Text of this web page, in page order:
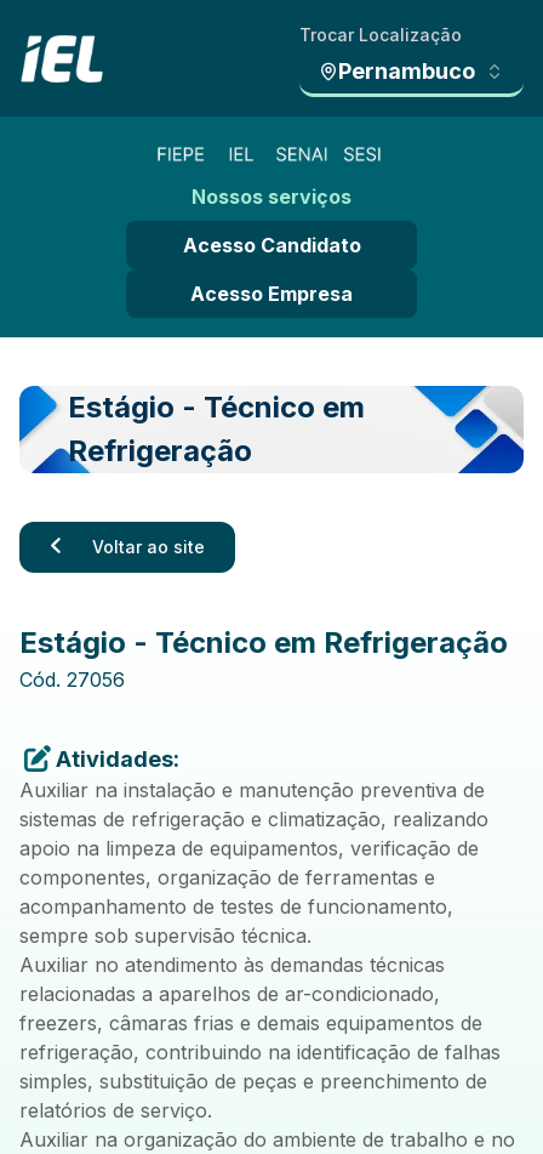
Trocar Localização
Pernambuco
Nossos serviços
Acesso Candidato
Acesso Empresa
Estágio - Técnico em
Refrigeração
Voltar ao site
Estágio - Técnico em Refrigeração
Cód. 27056
Atividades:
Auxiliar na instalação e manutenção preventiva de
sistemas de refrigeração e climatização, realizando
apoio na limpeza de equipamentos, verificação de
componentes, organização de ferramentas e
acompanhamento de testes de funcionamento,
sempre sob supervisão técnica.
Auxiliar no atendimento às demandas técnicas
relacionadas a aparelhos de ar-condicionado,
freezers, câmaras frias e demais equipamentos de
refrigeração, contribuindo na identificação de falhas
simples, substituição de peças e preenchimento de
relatórios de serviço.
Auxiliar na organização do ambiente de trabalho e no